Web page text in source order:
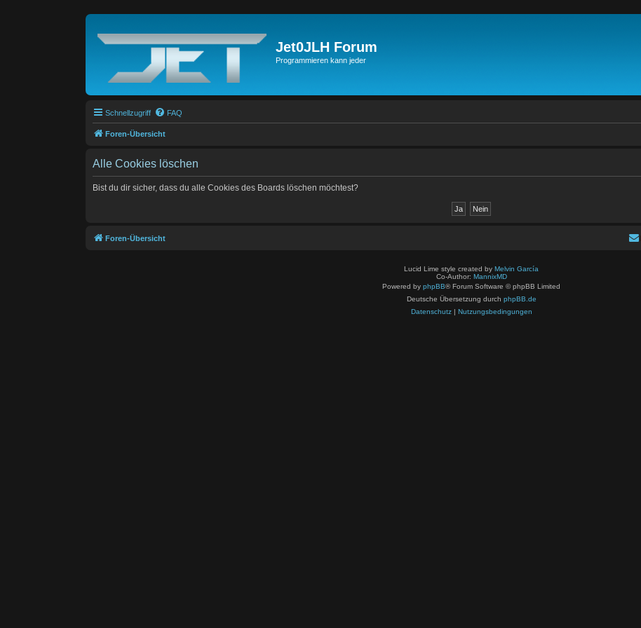
Jet0JLH Forum
Programmieren kann jeder
Schnellzugriff FAQ
Foren-Übersicht
Alle Cookies löschen
Bist du dir sicher, dass du alle Cookies des Boards löschen möchtest?
Foren-Übersicht
Lucid Lime style created by Melvin García
Co-Author: MannixMD
Powered by phpBB® Forum Software © phpBB Limited
Deutsche Übersetzung durch phpBB.de
Datenschutz| Nutzungsbedingungen